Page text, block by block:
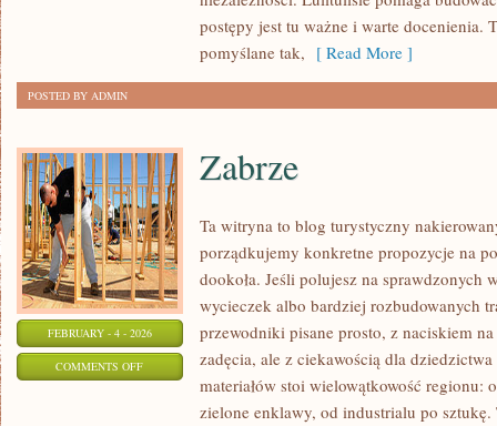
postępy jest tu ważne i warte docenienia.
pomyślane tak, [ Read More ]
POSTED BY ADMIN
FEBRUARY - 4 - 2026
COMMENTS OFFON
Zabrze
Ta witryna to blog turystyczny
porządkujemy konkretne propozycje na
dookoła. Jeśli polujesz na sprawdzonych
wycieczek albo bardziej rozbudowanych
przewodniki pisane prosto, z naciskiem
zadęcia, ale z ciekawością dla
materiałów stoi wielowątkowość regionu:
zielone enklawy, od industrialu po